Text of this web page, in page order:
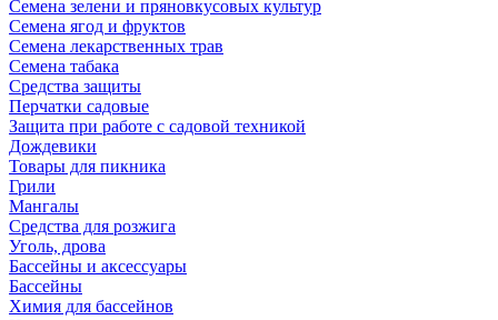
Семена зелени и пряновкусовых культур
Семена ягод и фруктов
Семена лекарственных трав
Семена табака
Средства защиты
Перчатки садовые
Защита при работе с садовой техникой
Дождевики
Товары для пикника
Грили
Мангалы
Средства для розжига
Уголь, дрова
Бассейны и аксессуары
Бассейны
Химия для бассейнов